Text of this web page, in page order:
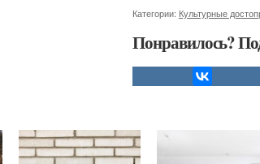
Категории: Культурные
Понравилось?